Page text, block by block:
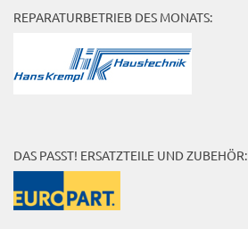
REPARATURBETRIEB DES MONATS:
DAS PASST! ERSATZTEILE UND ZUBEHÖR: